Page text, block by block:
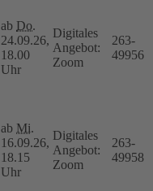
ab Do.
24.09.26,
18.00
Uhr
Digitales
Angebot:
Zoom
263-
49956
ab Mi.
16.09.26,
18.15
Uhr
Digitales
Angebot:
Zoom
263-
49958